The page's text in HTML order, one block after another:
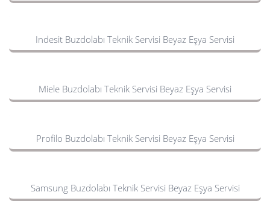
Indesit Buzdolabı Teknik Servisi Beyaz Eşya Servisi
Miele Buzdolabı Teknik Servisi Beyaz Eşya Servisi
Profilo Buzdolabı Teknik Servisi Beyaz Eşya Servisi
Samsung Buzdolabı Teknik Servisi Beyaz Eşya Servisi